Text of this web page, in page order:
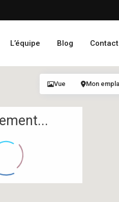
L’équipe Blog Contact
Vue Mon